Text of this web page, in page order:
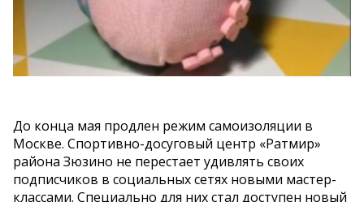
До конца мая продлен режим самоизоляции в
Москве. Спортивно-досуговый центр «Ратмир»
района Зюзино не перестает удивлять своих
подписчиков в социальных сетях новыми мастер-
классами. Специально для них стал доступен новый